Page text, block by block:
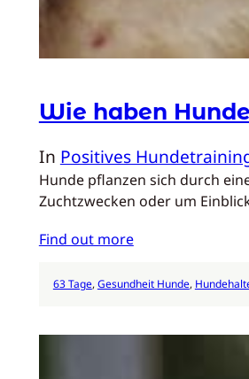
Wie haben
In Positives
Hunde pflanzen sich durch
Zuchtzwecken oder um
Find out more
63 Tage, Gesundheit Hunde,